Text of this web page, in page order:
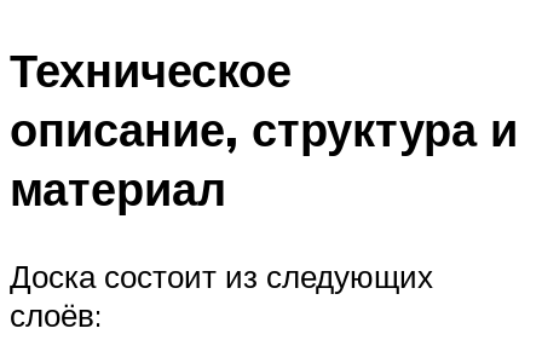
Техническое
описание, структура и
материал
Доска состоит из следующих
слоёв: